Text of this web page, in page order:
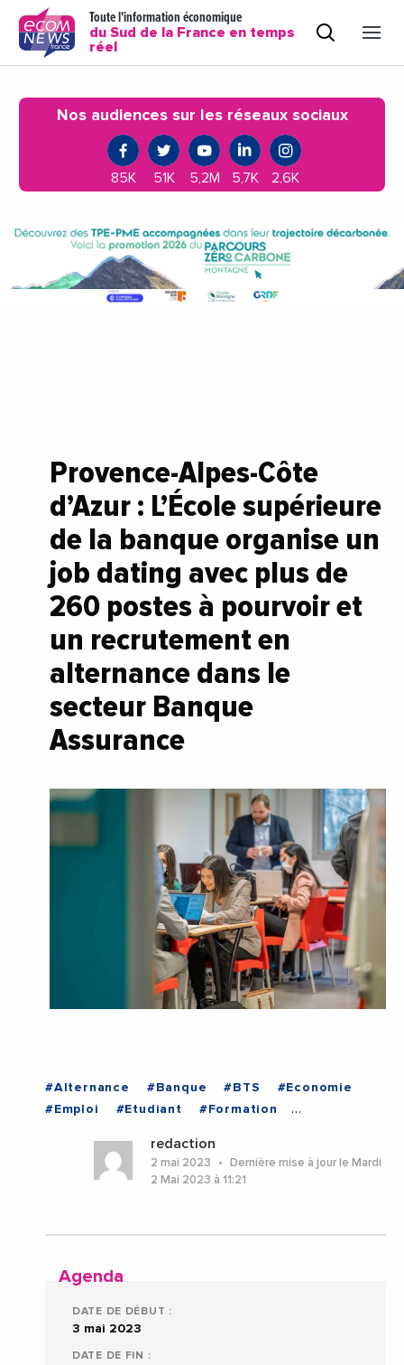
Toute l'information économique
du Sud de la France en temps
réel
Nos audiences sur les réseaux sociaux
85K 51K 5,2M 5,7K 2,6K
Provence-Alpes-Côte
d’Azur : L’École supérieure
de la banque organise un
job dating avec plus de
260 postes à pourvoir et
un recrutement en
alternance dans le
secteur Banque
Assurance
#Alternance #Banque #BTS
#Economie
#Emploi
#Etudiant
#Formation
#Recrutement
#Avignon
#Marseille
#Nice
redaction
2 mai 2023
Dernière mise à jour le Mardi
2 Mai 2023 à 11:21
Agenda
DATE DE DÉBUT :
3 mai 2023
DATE DE FIN :